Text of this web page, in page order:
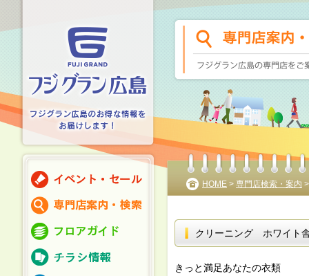
HOME > 専門店検索・案内
クリーニング ホワイト
きっと満足あなたの衣類